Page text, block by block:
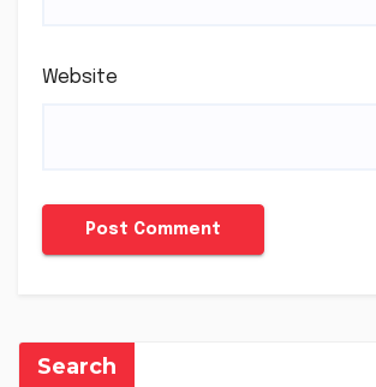
Website
Search